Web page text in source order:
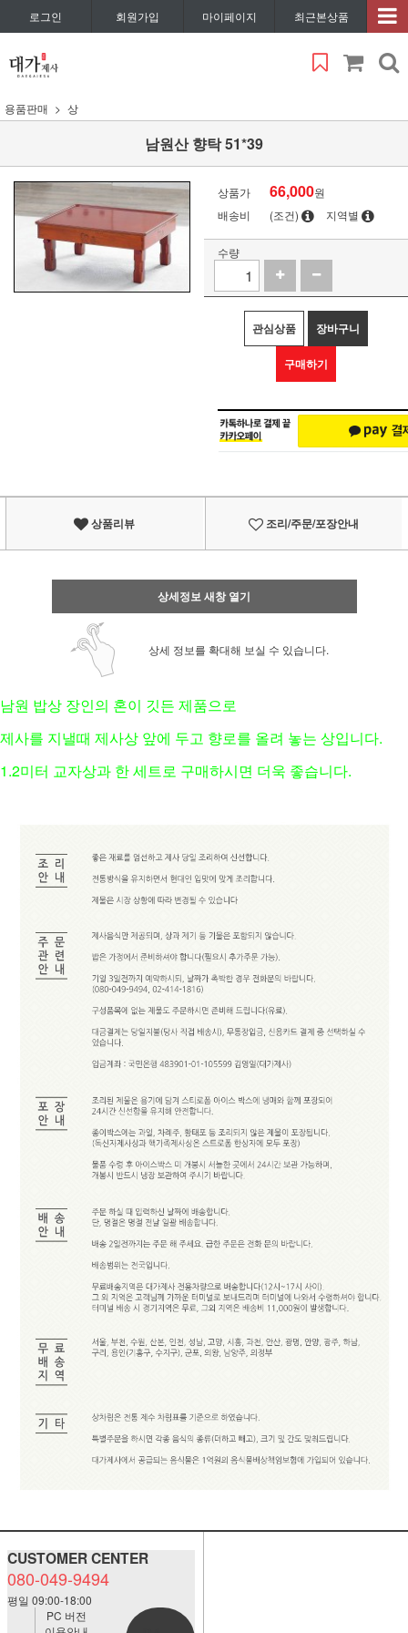
로그인 회원가입 마이페이지 최근본상품
용품판매 상
남원산 향탁 51*39
상품가 66,000원
배송비
(조건) 지역별
수량
관심상품 장바구니
구매하기
상품리뷰 조리/주문/포장안내
상세정보 새창 열기
상세 정보를 확대해 보실 수 있습니다.
남원 밥상 장인의 혼이 깃든 제품으로
제사를 지낼때 제사상 앞에 두고 향로를 올려 놓는 상입니다.
1.2미터 교자상과 한 세트로 구매하시면 더욱 좋습니다.
CUSTOMER CENTER
080-049-9494
평일 09:00-18:00
PC 버전